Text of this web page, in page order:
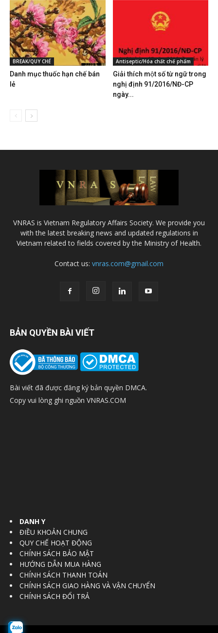
BREAK/QUY CHẾ
Danh mục thuốc hạn chế bán
lẻ
Antiseptic/Hóa chất chế phẩm
Giải thích một số từ ngữ trong
nghị định 91/2016/NĐ-CP
ngày...
VNRAS is Vietnam Regulatory Affairs Society. We provide you
with the latest breaking news and updated regulations in
Vietnam related to fields covered by the Ministry of Health.
Contact us: vnras.com@gmail.com
BẢN QUYỀN BÀI VIẾT
Bài viết đã được đăng ký bản quyền DMCA.
Copy vui lòng ghi nguồn VNRAS.COM
DANH Y
ĐIỀU KHOẢN CHUNG
QUY CHẾ HOẠT ĐỘNG
CHÍNH SÁCH BẢO MẬT
HƯỚNG DẪN MUA HÀNG
CHÍNH SÁCH THANH TOÁN
CHÍNH SÁCH GIAO HÀNG VÀ VẬN CHUYỂN
CHÍNH SÁCH ĐỔI TRẢ